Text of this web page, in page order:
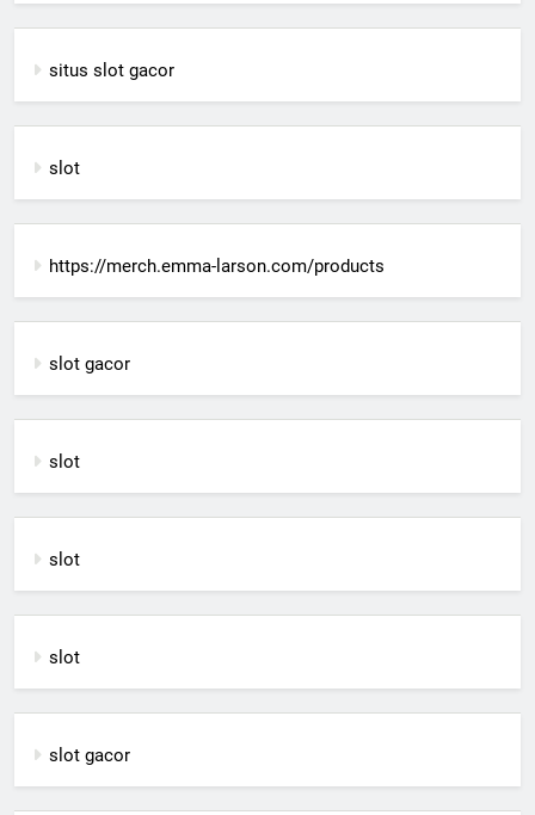
situs slot gacor
slot
https://merch.emma-larson.com/products
slot gacor
slot
slot
slot
slot gacor